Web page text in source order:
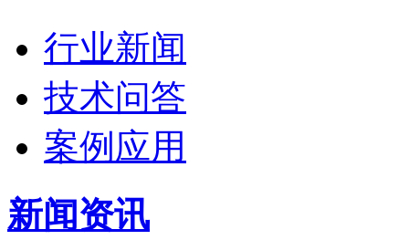
行业新闻
技术问答
案例应用
新闻资讯